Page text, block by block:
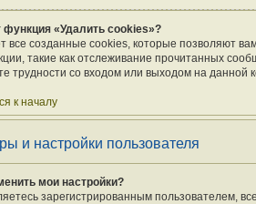
функция «Удалить cookies»?
все созданные cookies, которые позволяют
такие как отслеживание прочитанных
трудности со входом или выходом на
к началу
и настройки пользователя
мои настройки?
зарегистрированным пользователем,